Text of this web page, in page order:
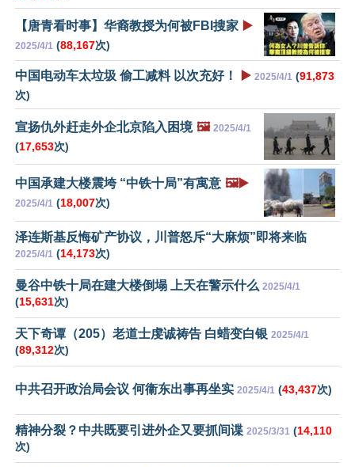
【唐青看时事】华裔教授为何被FBI搜家 ▶️
2025/4/1 (88,167次)
中国电动车太垃圾 偷工减料 以次充好！ ▶️ 2025/4/1 (91,873
次)
宣扬仇外赶走外企北京陷入困境 🖼️ 2025/4/1
(17,653次)
中国承建大楼震垮 “中铁十局”有寓意 🖼️▶️
2025/4/1 (18,007次)
泽连斯基反悔矿产协议，川普怒斥“大麻烦”即将来临
2025/4/1 (14,173次)
曼谷中铁十局在建大楼倒塌 上天在警示什么 2025/4/1
(15,631次)
天下奇谭（205）老道士虔诚祷告 白蜡变白银 2025/4/1
(89,312次)
中共召开政治局会议 何衞东出事再坐实 2025/4/1 (43,437次)
精神分裂？中共既要引进外企又要抓间谍 2025/3/31 (14,110
次)